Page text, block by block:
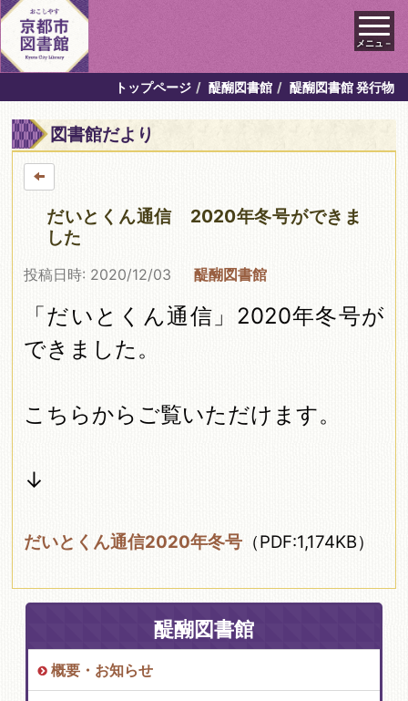
メニュ－
トップページ 醍醐図書館 醍醐図書館 発行物
図書館だより
だいとくん通信 2020年冬号ができま
した
投稿日時: 2020/12/03 醍醐図書館
「だいとくん通信」2020年冬号が
できました。
こちらからご覧いただけます。
↓
だいとくん通信2020年冬号（PDF:1,174KB）
醍醐図書館
概要・お知らせ